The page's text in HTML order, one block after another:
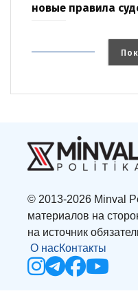
новые правила
© 2013-2026 Minval
материалов на
на источник
О насКонтакты